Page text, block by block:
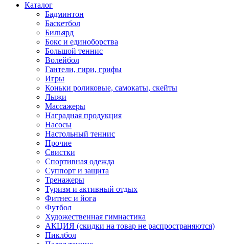
Каталог
Бадминтон
Баскетбол
Бильярд
Бокс и единоборства
Большой теннис
Волейбол
Гантели, гири, грифы
Игры
Коньки роликовые, самокаты, скейты
Лыжи
Массажеры
Наградная продукция
Насосы
Настольный теннис
Прочие
Свистки
Спортивная одежда
Суппорт и защита
Тренажеры
Туризм и активный отдых
Фитнес и йога
Футбол
Художественная гимнастика
АКЦИЯ (скидки на товар не распространяются)
Пиклбол